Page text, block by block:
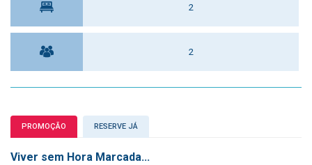
2
2
PROMOÇÃO RESERVE JÁ
Viver sem Hora Marcada...